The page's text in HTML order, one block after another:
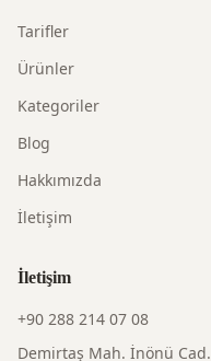
Tarifler
Ürünler
Kategoriler
Blog
Hakkımızda
İletişim
İletişim
+90 288 214 07 08
Demirtaş Mah. İnönü Cad.